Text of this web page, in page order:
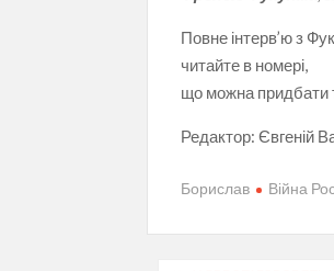
Повне інтерв’ю з
читайте в номері,
що можна придбати
Редактор:Євгеній
Борислав Війна